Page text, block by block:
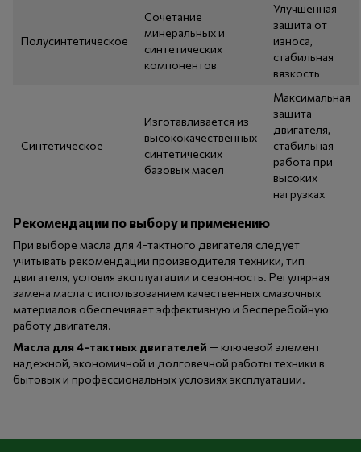
Полусинтетическое
Сочетание
минеральных и
синтетических
компонентов
Улучшенная
защита от
износа,
стабильная
вязкость
Синтетическое
Изготавливается из
высококачественных
синтетических
базовых масел
Максимальная
защита
двигателя,
стабильная
работа при
высоких
нагрузках
Рекомендации по выбору и применению
При выборе масла для 4-тактного двигателя следует
учитывать рекомендации производителя техники, тип
двигателя, условия эксплуатации и сезонность. Регулярная
замена масла с использованием качественных смазочных
материалов обеспечивает эффективную и бесперебойную
работу двигателя.
Масла для 4-тактных двигателей — ключевой элемент
надежной, экономичной и долговечной работы техники в
бытовых и профессиональных условиях эксплуатации.